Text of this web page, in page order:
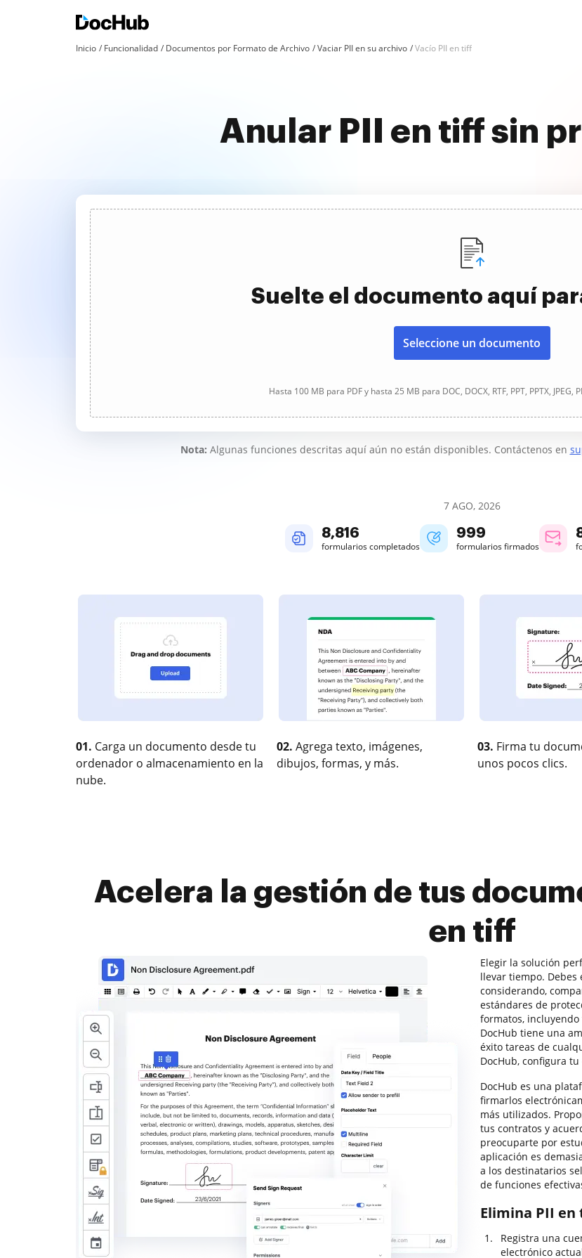
Inicio Funcionalidad Documentos por Formato de Archivo Vaciar PII en su archivo Vacío PII en tiff
Anular PII en tiff sin
Suelte el documento aquí
Seleccione un documento
Hasta 100 MB para PDF y hasta 25 MB para DOC, DOCX, RTF, PPT, PPTX, JPEG,
Nota: Algunas funciones descritas aquí aún no están disponibles. Contáctenos en
7 AGO, 2026
8,817
formularios completados
999
formularios firmados
01. Carga un documento desde tu
ordenador o almacenamiento en la
nube.
02. Agrega texto, imágenes,
dibujos, formas, y más.
03. Firma tu
unos pocos clics.
Acelera la gestión de tus
en tiff
Elegir la solución
llevar tiempo. Debes
considerando,
estándares de
formatos,
DocHub tiene una
éxito tareas de
DocHub, configura
DocHub es una
firmarlos
más utilizados.
tus contratos y
preocuparte por
aplicación es
a los destinatarios
de funciones
Elimina PII en
Registra una
electrónico